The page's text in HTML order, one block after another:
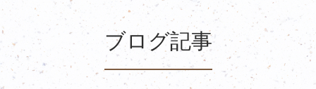
ブログ記事